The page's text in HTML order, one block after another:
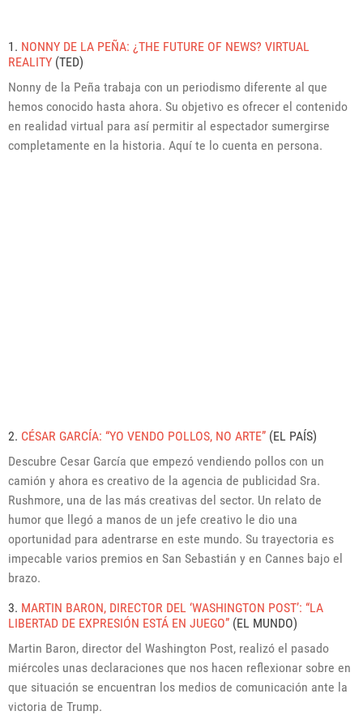
1. NONNY DE LA PEÑA: ¿THE FUTURE OF NEWS? VIRTUAL
REALITY (TED)
Nonny de la Peña trabaja con un periodismo diferente al que
hemos conocido hasta ahora. Su objetivo es ofrecer el contenido
en realidad virtual para así permitir al espectador sumergirse
completamente en la historia. Aquí te lo cuenta en persona.
2. CÉSAR GARCÍA: “YO VENDO POLLOS, NO ARTE” (EL PAÍS)
Descubre Cesar García que empezó vendiendo pollos con un
camión y ahora es creativo de la agencia de publicidad Sra.
Rushmore, una de las más creativas del sector. Un relato de
humor que llegó a manos de un jefe creativo le dio una
oportunidad para adentrarse en este mundo. Su trayectoria es
impecable varios premios en San Sebastián y en Cannes bajo el
brazo.
3. MARTIN BARON, DIRECTOR DEL ‘WASHINGTON POST’: “LA
LIBERTAD DE EXPRESIÓN ESTÁ EN JUEGO” (EL MUNDO)
Martin Baron, director del Washington Post, realizó el pasado
miércoles unas declaraciones que nos hacen reflexionar sobre en
que situación se encuentran los medios de comunicación ante la
victoria de Trump.